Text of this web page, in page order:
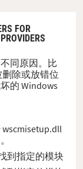
FOR
同原因。比
除或放错位
的 Windows
到指定的模块